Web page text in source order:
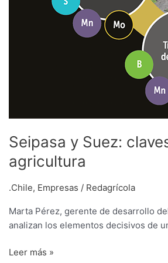
Seipasa y Suez:
agricultura
.Chile, Empresas / Redagrícola
Marta Pérez, gerente de desarrollo
analizan los elementos decisivos de
Leer más »